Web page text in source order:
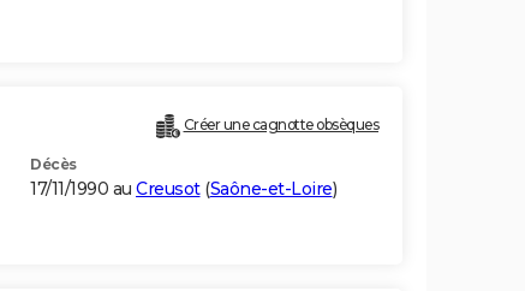
Créer une cagnotte obsèques
Décès
17/11/1990 au Creusot(Saône-et-Loire)